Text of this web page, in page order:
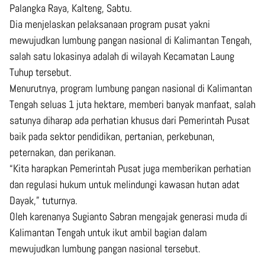
Palangka Raya, Kalteng, Sabtu.
Dia menjelaskan pelaksanaan program pusat yakni
mewujudkan lumbung pangan nasional di Kalimantan Tengah,
salah satu lokasinya adalah di wilayah Kecamatan Laung
Tuhup tersebut.
Menurutnya, program lumbung pangan nasional di Kalimantan
Tengah seluas 1 juta hektare, memberi banyak manfaat, salah
satunya diharap ada perhatian khusus dari Pemerintah Pusat
baik pada sektor pendidikan, pertanian, perkebunan,
peternakan, dan perikanan.
“Kita harapkan Pemerintah Pusat juga memberikan perhatian
dan regulasi hukum untuk melindungi kawasan hutan adat
Dayak,” tuturnya.
Oleh karenanya Sugianto Sabran mengajak generasi muda di
Kalimantan Tengah untuk ikut ambil bagian dalam
mewujudkan lumbung pangan nasional tersebut.